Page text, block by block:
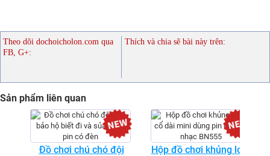
Theo dõi dochoicholon.com qua
FB, G+:
Thích và chia sẽ bài này trên:
Sản phẩm liên quan
Đồ chơi chú chó đội
Hộp đồ chơi khủng long